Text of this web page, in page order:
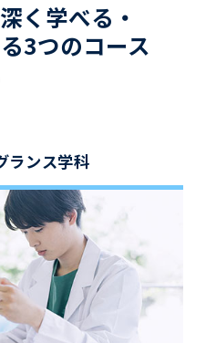
く学べる・
3つのコース
ランス学科